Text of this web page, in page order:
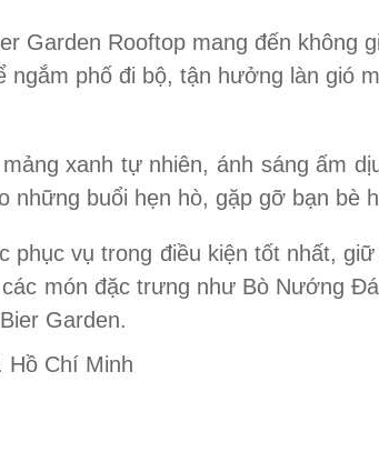
Garden Rooftop mang đến không
phố đi bộ, tận hưởng làn gió
xanh tự nhiên, ánh sáng ấm
những buổi hẹn hò, gặp gỡ bạn bè
vụ trong điều kiện tốt nhất,
món đặc trưng như Bò Nướng
Garden.
Hồ Chí Minh